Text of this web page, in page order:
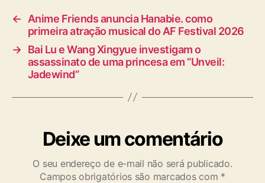
←
Anime Friends anuncia Hanabie. como
primeira atração musical do AF Festival 2026
→ Bai Lu e Wang Xingyue investigam o
assassinato de uma princesa em “Unveil:
Jadewind”
Deixe um comentário
O seu endereço de e-mail não será publicado.
Campos obrigatórios são marcados com *